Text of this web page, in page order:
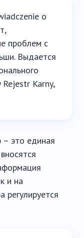
o
проблем с
Выдается
Rejestr Karny,
– это единая
и на
регулируется